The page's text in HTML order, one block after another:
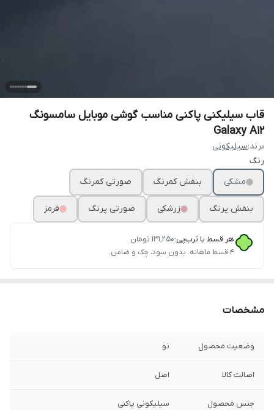
قاب سیلیکنی پاکنی مناسب گوشی موبایل سامسونگ
Galaxy A12
برند:سیلیکونی
رنگ
مشکی
بنفش کمرنگ صورتی کمرنگ
بنفش پرنگ زرشکی صورتی پرنگ قرمز
هر قسط با ترب‌پی:۱۳۱٬۲۵۰ تومان
۴ قسط ماهانه. بدون سود، چک و ضامن.
مشخصات
وضعیت محصول نو
اصالت کالا اصل
جنس محصول سیلیکونی پاکنی